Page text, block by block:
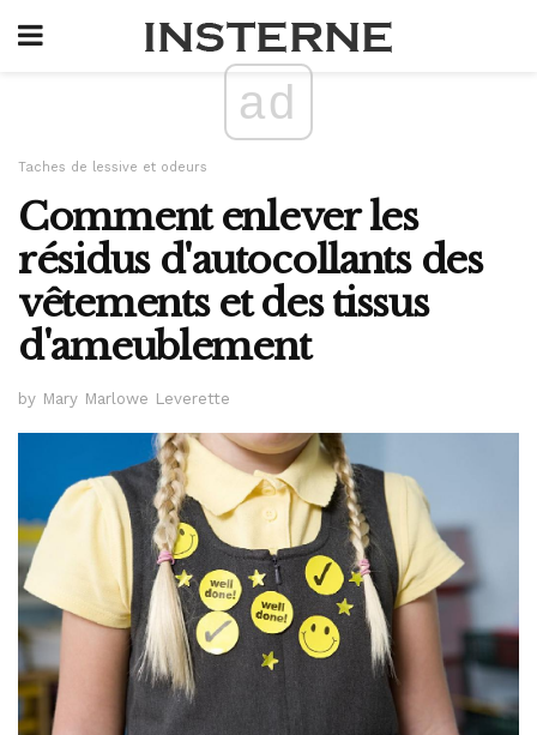
ad
Taches de lessive et odeurs
Comment enlever les
résidus d'autocollants des
vêtements et des tissus
d'ameublement
by Mary Marlowe Leverette